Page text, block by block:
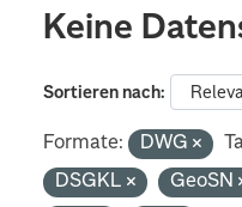
Keine
Sortieren nach
Formate: DWG
DSGKL
GeoSN